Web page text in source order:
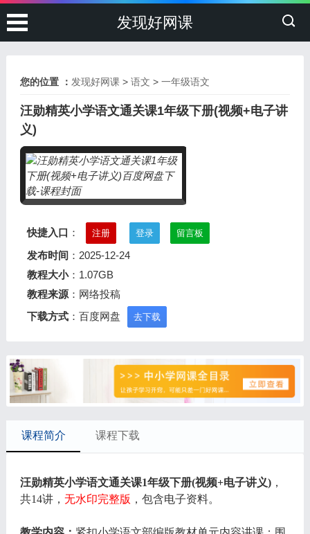
发现好网课
您的位置 ： 发现好网课> 语文 > 一年级语文
汪勋精英小学语文通关课1年级下册(视频+电子讲
义)
快捷入口 ： 注册 登录 留言板
发布时间 ：2025-12-24
教程大小：1.07GB
教程来源：网络投稿
下载方式：百度网盘 去下载
课程简介 课程下载
汪勋精英小学语文通关课1年级下册(视频+电子讲义)，
共14讲， 无水印完整版 ，包含电子资料。